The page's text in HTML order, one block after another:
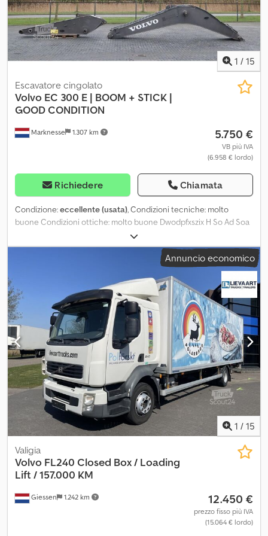
1 / 15
Marknesse 1.307 km
Escavatore cingolato
Volvo EC 300 E | BOOM + STICK |
GOOD CONDITION
5.750 €
VB più IVA
(6.958 € lordo)
Richiedere Chiamata
Condizione:eccellente (usata), Condizioni tecniche: molto
buone Condizioni ottiche: molto buone Dwodpfxszix H So Ad Soa
Annuncio economico
1 / 15
Giessen 1.242 km
Valigia
Volvo FL240 Closed Box / Loading
Lift / 157.000 KM
12.450 €
prezzo fisso più IVA
(15.064 € lordo)